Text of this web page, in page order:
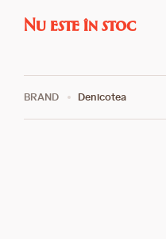
Nu este în stoc
BRAND Denicotea